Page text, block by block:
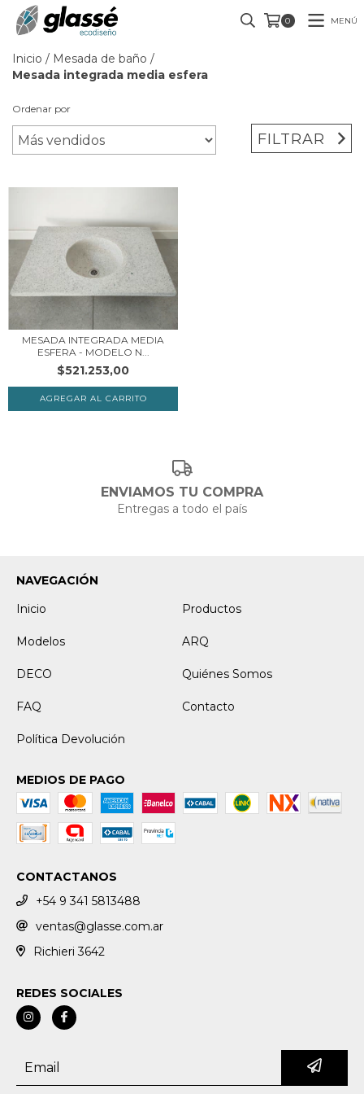
0 MENÚ
Inicio / Mesada de baño /
Mesada integrada media esfera
Ordenar por
FILTRAR
MESADA INTEGRADA MEDIA
ESFERA - MODELO N...
$521.253,00
ENVIAMOS TU COMPRA
Entregas a todo el país
NAVEGACIÓN
Inicio
Productos
Modelos ARQ
DECO Quiénes Somos
FAQ Contacto
Política Devolución
MEDIOS DE PAGO
CONTACTANOS
+54 9 341 5813488
ventas@glasse.com.ar
Richieri 3642
REDES SOCIALES